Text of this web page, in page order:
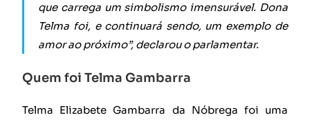
que carrega um simbolismo imensurável. Dona
Telma foi, e continuará sendo, um exemplo de
amor ao próximo”, declarou o parlamentar.
Quem foi Telma Gambarra
Telma Elizabete Gambarra da Nóbrega foi uma